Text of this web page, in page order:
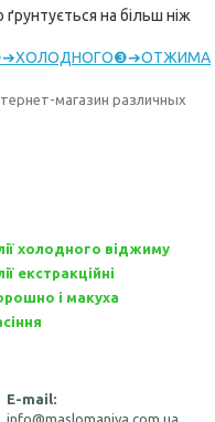
ґрунтується на більш ніж
магазин различных
холодного віджиму
екстракційні
і макуха
E-mail: